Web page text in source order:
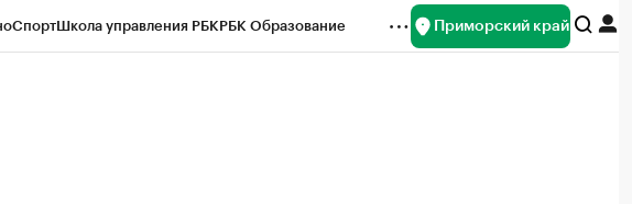
СпортШкола управления РБКРБК Образование Приморский край